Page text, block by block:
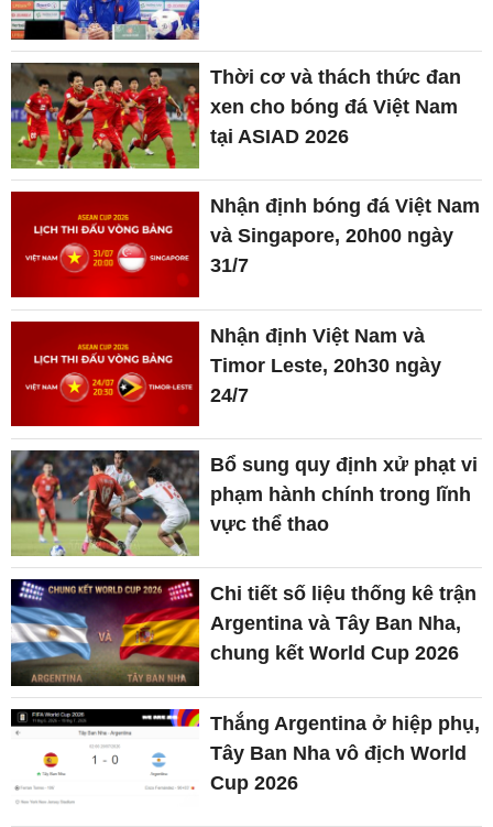
Thời cơ và thách thức đan
xen cho bóng đá Việt Nam
tại ASIAD 2026
Nhận định bóng đá Việt Nam
và Singapore, 20h00 ngày
31/7
Nhận định Việt Nam và
Timor Leste, 20h30 ngày
24/7
Bổ sung quy định xử phạt vi
phạm hành chính trong lĩnh
vực thể thao
Chi tiết số liệu thống kê trận
Argentina và Tây Ban Nha,
chung kết World Cup 2026
Thắng Argentina ở hiệp phụ,
Tây Ban Nha vô địch World
Cup 2026